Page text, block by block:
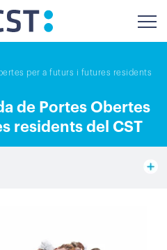
per a futurs i futures residents
de Portes Obertes
residents del CST